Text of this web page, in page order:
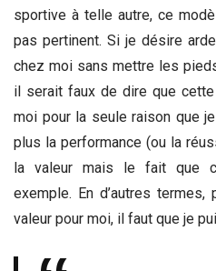
sportive à telle autre, ce
pas pertinent. Si je désire
chez moi sans mettre les
il serait faux de dire que
moi pour la seule raison que
plus la performance (ou la
la valeur mais le fait que
exemple. En d’autres termes,
valeur pour moi, il faut que je